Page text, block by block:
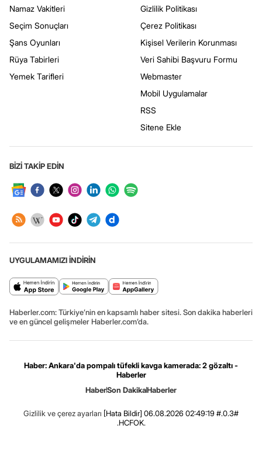
Namaz Vakitleri
Seçim Sonuçları
Şans Oyunları
Rüya Tabirleri
Yemek Tarifleri
Gizlilik Politikası
Çerez Politikası
Kişisel Verilerin Korunması
Veri Sahibi Başvuru Formu
Webmaster
Mobil Uygulamalar
RSS
Sitene Ekle
BİZİ TAKİP EDİN
UYGULAMAMIZI İNDİRİN
Haberler.com: Türkiye’nin en kapsamlı haber sitesi. Son dakika haberleri
ve en güncel gelişmeler Haberler.com’da.
Haber: Ankara'da pompalı tüfekli kavga kamerada: 2 gözaltı -
Haberler
HaberSon DakikaHaberler
Gizlilik ve çerez ayarları [Hata Bildir] 06.08.2026 02:49:19 #.0.3#
.HCFOK.